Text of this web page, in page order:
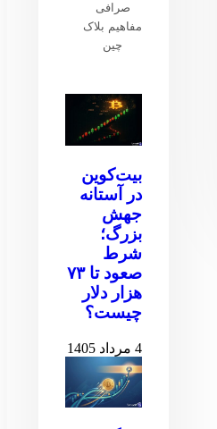
صرافی
مفاهیم بلاک
چین
بیت‌کوین
در آستانه
جهش
بزرگ؛
شرط
صعود تا ۷۳
هزار دلار
چیست؟
4 مرداد 1405